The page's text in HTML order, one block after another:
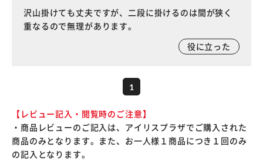
沢山掛けても丈夫ですが、二段に掛けるのは間が狭く
重なるので無理があります。
役に立った
1
【レビュー記入・閲覧時のご注意】
・商品レビューのご記入は、アイリスプラザでご購入された
商品のみとなります。また、お一人様１商品につき１回のみ
の記入となります。